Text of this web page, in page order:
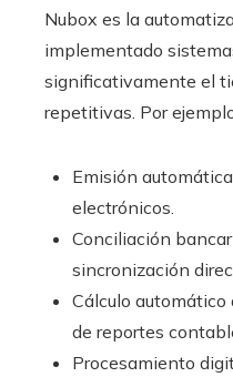
Nubox es la
implementado
significativamente el
repetitivas. Por
Emisión
electrónicos.
Conciliación
sincronización
Cálculo
de reportes
Procesamiento